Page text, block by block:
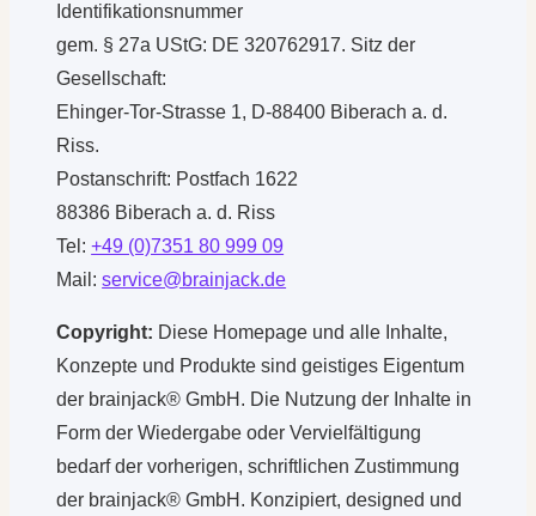
Identifikationsnummer
gem. § 27a UStG: DE 320762917. Sitz der
Gesellschaft:
Ehinger-Tor-Strasse 1, D-88400 Biberach a. d.
Riss.
Postanschrift: Postfach 1622
88386 Biberach a. d. Riss
Tel:+49 (0)7351 80 999 09
Mail:service@brainjack.de
Copyright: Diese Homepage und alle Inhalte,
Konzepte und Produkte sind geistiges Eigentum
der brainjack® GmbH. Die Nutzung der Inhalte in
Form der Wiedergabe oder Vervielfältigung
bedarf der vorherigen, schriftlichen Zustimmung
der brainjack® GmbH. Konzipiert, designed und